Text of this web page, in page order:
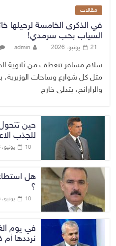
مقالات
في الذكرى الخامسة
السياب بحب سرمدي!
21 يونيو، 2026 admin
سلام مسافر تنعطف من ثانوية
مثل كل شوارع وساحات الوزيرية،
والرارانج، يتدلى خارج
حين تتحول
للجذب
10 يونيو، 2026
هل
؟
10 يونيو، 2026
في يوم
نرددها